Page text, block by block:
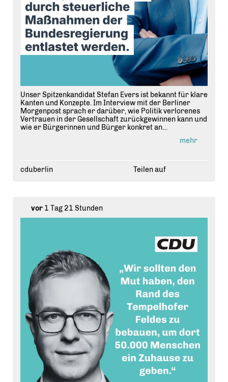
Unser Spitzenkandidat Stefan Evers ist bekannt für klare
Kanten und Konzepte. Im Interview mit der Berliner
Morgenpost sprach er darüber, wie Politik verlorenes
Vertrauen in der Gesellschaft zurückgewinnen kann und
wie er Bürgerinnen und Bürger konkret an
mehr
cduberlin Teilen auf
vor1 Tag 21 Stunden